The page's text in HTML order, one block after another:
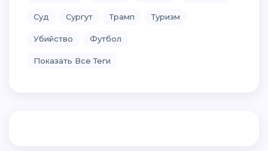
Суд Сургут Трамп Туризм
Убийство Футбол
Показать Все Теги